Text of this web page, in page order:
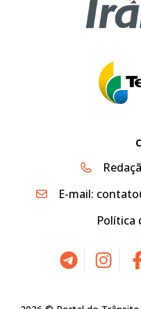
E-mail:
Política